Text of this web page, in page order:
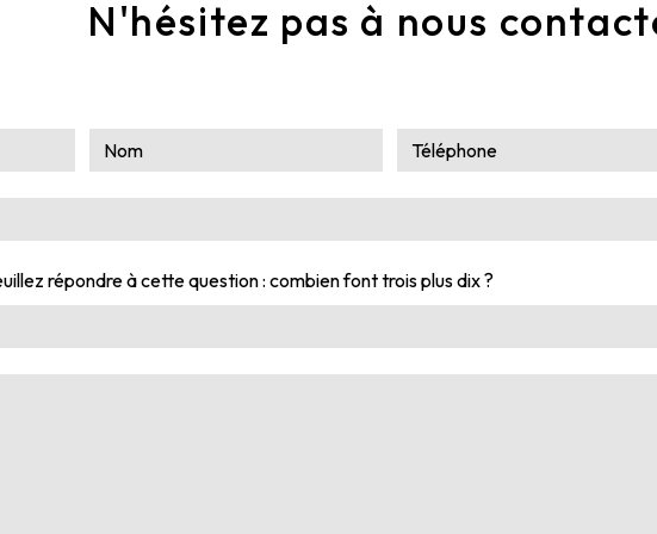
N'hésitez pas à nous
répondre à cette question : combien font trois plus dix ?